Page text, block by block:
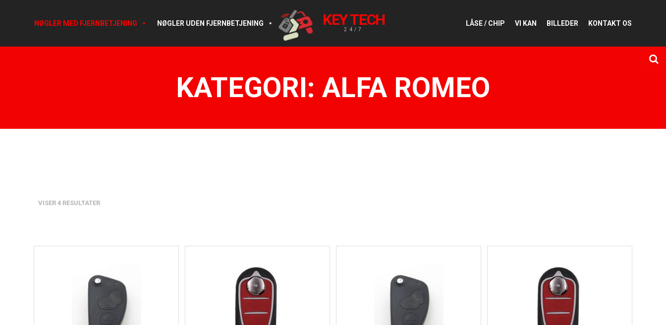
KEY TECH
24/7
NØGLER MED FJERNBETJENING NØGLER UDEN FJERNBETJENING LÅSE / CHIP VI KAN BILLEDER KONTAKT OS
KATEGORI: ALFA ROMEO
VISER 4 RESULTATER